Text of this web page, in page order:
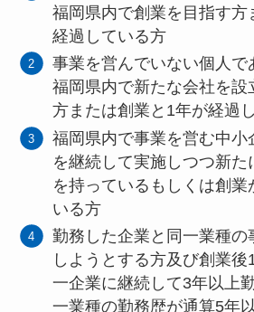
福岡県内で創業を目指す方
経過している方
事業を営んでいない個人で
福岡県内で新たな会社を設
方または創業と1年が経過
福岡県内で事業を営む中小
を継続して実施しつつ新
を持っているもしくは創業
いる方
勤務した企業と同一業種の
しようとする方及び創業後
一企業に継続して3年以上
一業種の勤務歴が通算5年